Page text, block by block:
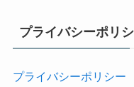
プライバシーポリ
プライバシーポリシー